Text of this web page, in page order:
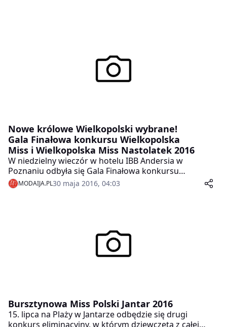
Nowe królowe Wielkopolski wybrane!
Gala Finałowa konkursu Wielkopolska
Miss i Wielkopolska Miss Nastolatek 2016
W niedzielny wieczór w hotelu IBB Andersia w
Poznaniu odbyła się Gala Finałowa konkursu
Wielkopolska Miss i Wielkopolska Miss Nastolatek
2016.
MODAIJA.PL30 maja 2016, 04:03
Bursztynowa Miss Polski Jantar 2016
15. lipca na Plaży w Jantarze odbędzie się drugi
konkurs eliminacyjny, w którym dziewczęta z całej